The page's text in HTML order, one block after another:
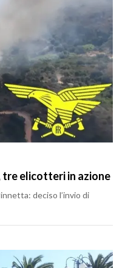
tre elicotteri in azione
deciso l’invio di